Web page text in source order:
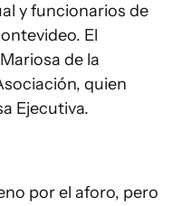
y funcionarios de
El
de la
quien
Ejecutiva.
por el aforo, pero